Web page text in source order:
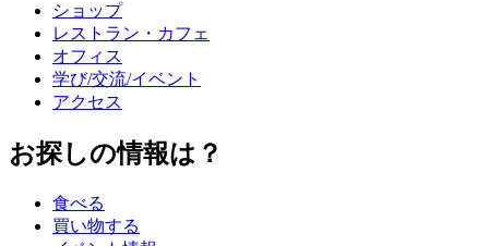
ショップ
レストラン・カフェ
オフィス
学び/交流/イベント
アクセス
お探しの情報は？
食べる
買い物する